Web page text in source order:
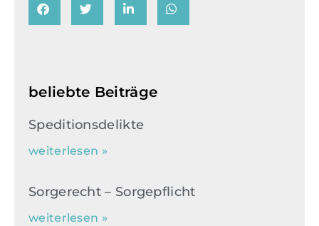
beliebte Beiträge
Speditionsdelikte
weiterlesen »
Sorgerecht – Sorgepflicht
weiterlesen »